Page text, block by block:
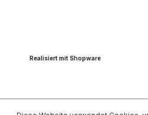
Realisiert mit Shopware